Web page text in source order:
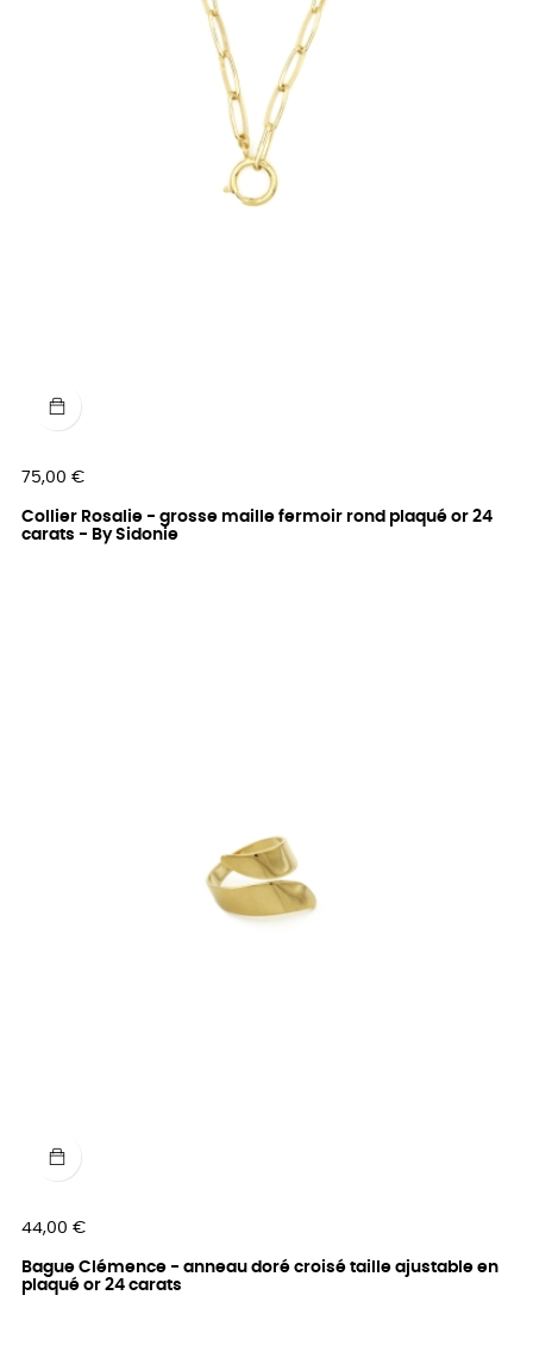
Prix
75,00 €
Collier Rosalie - grosse maille fermoir rond plaqué or 24
carats - By Sidonie
Prix
44,00 €
Bague Clémence - anneau doré croisé taille ajustable en
plaqué or 24 carats